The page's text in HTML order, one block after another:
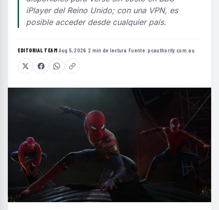
iPlayer del Reino Unido; con una VPN, es
posible acceder desde cualquier país.
EDITORIAL TEAM·Aug 5, 2026 ·2 min de lectura ·Fuente:pcauthority.com.au